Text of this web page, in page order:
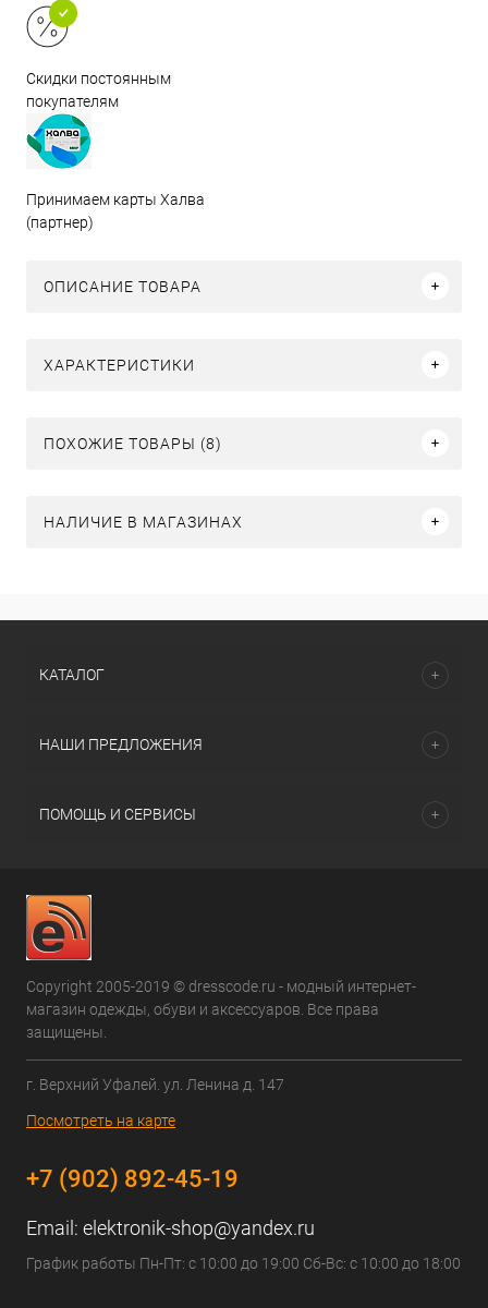
Скидки постоянным
покупателям
Принимаем карты Халва
(партнер)
ОПИСАНИЕ ТОВАРА
ХАРАКТЕРИСТИКИ
ПОХОЖИЕ ТОВАРЫ (8)
НАЛИЧИЕ В МАГАЗИНАХ
КАТАЛОГ
НАШИ ПРЕДЛОЖЕНИЯ
ПОМОЩЬ И СЕРВИСЫ
Copyright 2005-2019 © dresscode.ru - модный интернет-
магазин одежды, обуви и аксессуаров. Все права
защищены.
г. Верхний Уфалей. ул. Ленина д. 147
Посмотреть на карте
+7 (902) 892-45-19
Email: elektronik-shop@yandex.ru
График работы Пн-Пт: с 10:00 до 19:00 Сб-Вс: с 10:00 до 18:00